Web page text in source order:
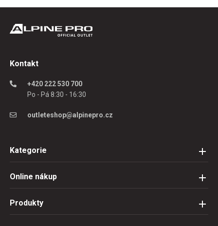
Kontakt
+420 222 530 700
Po - Pá 8:30 - 16:30
outleteshop@alpinepro.cz
Kategorie
Online nákup
Produkty